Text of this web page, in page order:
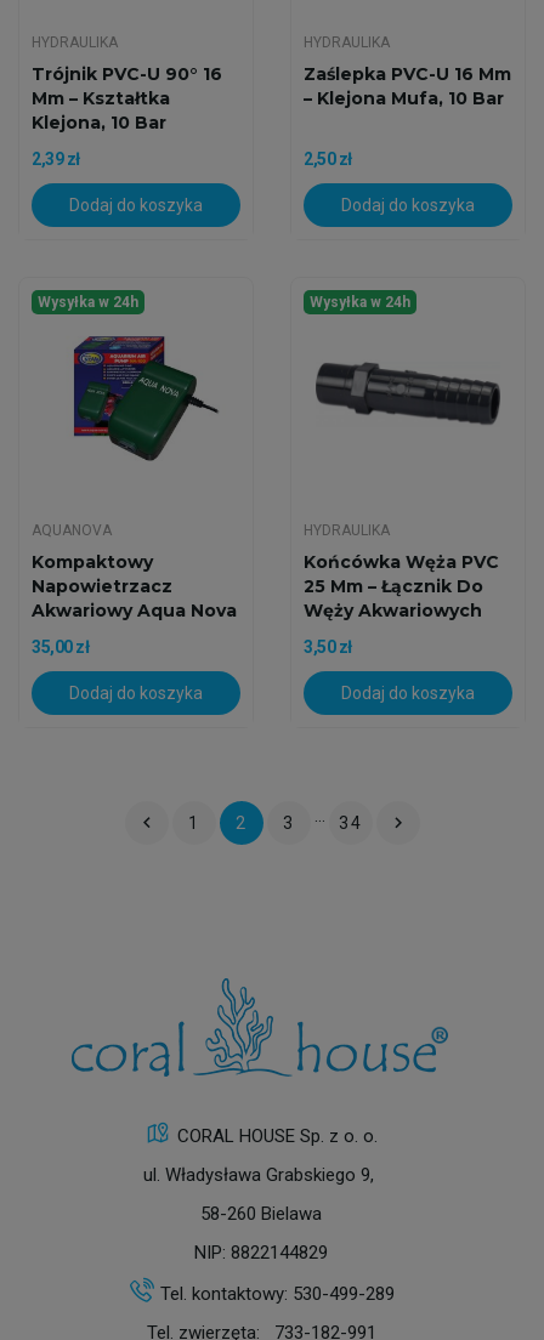
HYDRAULIKA
Trójnik PVC-U 90° 16
Mm – Kształtka
Klejona, 10 Bar
2,39 zł
Dodaj do koszyka
HYDRAULIKA
Zaślepka PVC-U 16 Mm
– Klejona Mufa, 10 Bar
2,50 zł
Dodaj do koszyka
Wysyłka w 24h
AQUANOVA
Kompaktowy
Napowietrzacz
Akwariowy Aqua Nova
NA-100 (130...
35,00 zł
Dodaj do koszyka
Wysyłka w 24h
HYDRAULIKA
Końcówka Węża PVC
25 Mm – Łącznik Do
Węży Akwariowych
3,50 zł
Dodaj do koszyka
 1 2 3 34 
CORAL HOUSE Sp. z o. o.
ul. Władysława Grabskiego 9,
58-260 Bielawa
NIP: 8822144829
Tel. kontaktowy: 530-499-289
Tel. zwierzęta: 733-182-991